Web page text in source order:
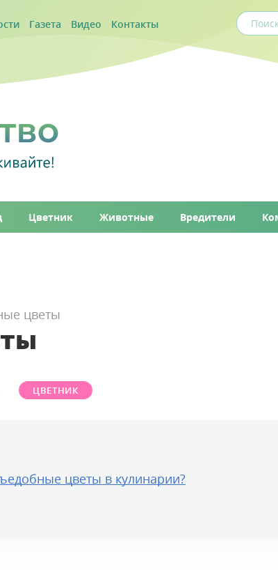
Газета Видео Контакты
Цветник Животные Вредители
цветы
ЦВЕТНИК
цветы в кулинарии?